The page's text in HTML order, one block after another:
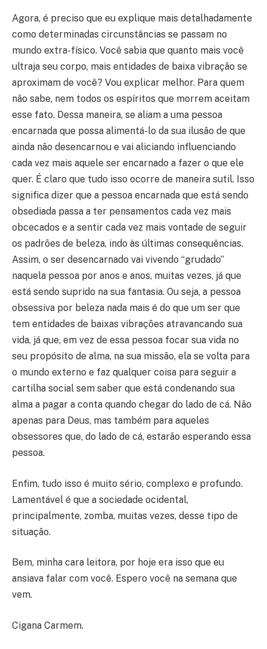
Agora, é preciso que eu explique mais detalhadamente
como determinadas circunstâncias se passam no
mundo extra-físico. Você sabia que quanto mais você
ultraja seu corpo, mais entidades de baixa vibração se
aproximam de você? Vou explicar melhor. Para quem
não sabe, nem todos os espíritos que morrem aceitam
esse fato. Dessa maneira, se aliam a uma pessoa
encarnada que possa alimentá-lo da sua ilusão de que
ainda não desencarnou e vai aliciando influenciando
cada vez mais aquele ser encarnado a fazer o que ele
quer. É claro que tudo isso ocorre de maneira sutil. Isso
significa dizer que a pessoa encarnada que está sendo
obsediada passa a ter pensamentos cada vez mais
obcecados e a sentir cada vez mais vontade de seguir
os padrões de beleza, indo às últimas consequências.
Assim, o ser desencarnado vai vivendo “grudado”
naquela pessoa por anos e anos, muitas vezes, já que
está sendo suprido na sua fantasia. Ou seja, a pessoa
obsessiva por beleza nada mais é do que um ser que
tem entidades de baixas vibrações atravancando sua
vida, já que, em vez de essa pessoa focar sua vida no
seu propósito de alma, na sua missão, ela se volta para
o mundo externo e faz qualquer coisa para seguir a
cartilha social sem saber que está condenando sua
alma a pagar a conta quando chegar do lado de cá. Não
apenas para Deus, mas também para aqueles
obsessores que, do lado de cá, estarão esperando essa
pessoa.
Enfim, tudo isso é muito sério, complexo e profundo.
Lamentável é que a sociedade ocidental,
principalmente, zomba, muitas vezes, desse tipo de
situação.
Bem, minha cara leitora, por hoje era isso que eu
ansiava falar com você. Espero você na semana que
vem.
Cigana Carmem.